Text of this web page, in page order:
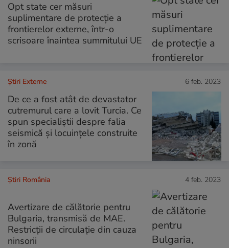
Opt state cer măsuri
suplimentare de protecţie a
frontierelor externe, într-o
scrisoare înaintea summitului UE
Știri Externe 6 feb. 2023
De ce a fost atât de devastator
cutremurul care a lovit Turcia. Ce
spun specialiștii despre falia
seismică și locuințele construite
în zonă
Știri România 4 feb. 2023
Avertizare de călătorie pentru
Bulgaria, transmisă de MAE.
Restricţii de circulaţie din cauza
ninsorii